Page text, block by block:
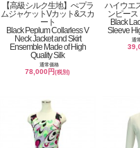
【高級シルク生地】ぺプラ
ムジャケットVカット&スカ
ート
Black Peplum Collarless V
Neck Jacket and Skirt
Ensemble Made of High
Quality Silk
通常価格
78,000円(税別)
ハイウエ
ンピー
Black
Sleeve
通